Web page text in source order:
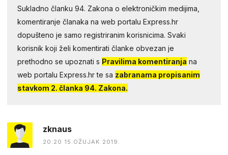
Sukladno članku 94. Zakona o elektroničkim medijima,
komentiranje članaka na web portalu Express.hr
dopušteno je samo registriranim korisnicima. Svaki
korisnik koji želi komentirati članke obvezan je
prethodno se upoznati s Pravilima komentiranja na
web portalu Express.hr te sa zabranama propisanim
stavkom 2. članka 94. Zakona.
zknaus
20:20 15.OŽUJAK 2019.